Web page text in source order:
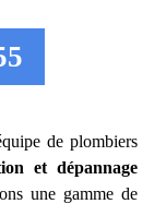
de plombiers
et dépannage
une gamme de